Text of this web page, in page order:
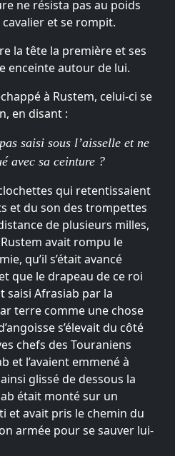
ne résista pas au poids
et se rompit.
la tête la première et ses
enceinte autour de lui.
à Rustem, celui-ci se
en disant :
saisi sous l’aisselle et ne
avec sa ceinture ?
qui retentissaient
et du son des trompettes
de plusieurs milles,
avait rompu le
qu’il s’était avancé
que le drapeau de ce roi
saisi Afrasiab par la
terre comme une chose
s’élevait du côté
chefs des Touraniens
et l’avaient emmené à
glissé de dessous la
était monté sur un
et avait pris le chemin du
armée pour se sauver lui-